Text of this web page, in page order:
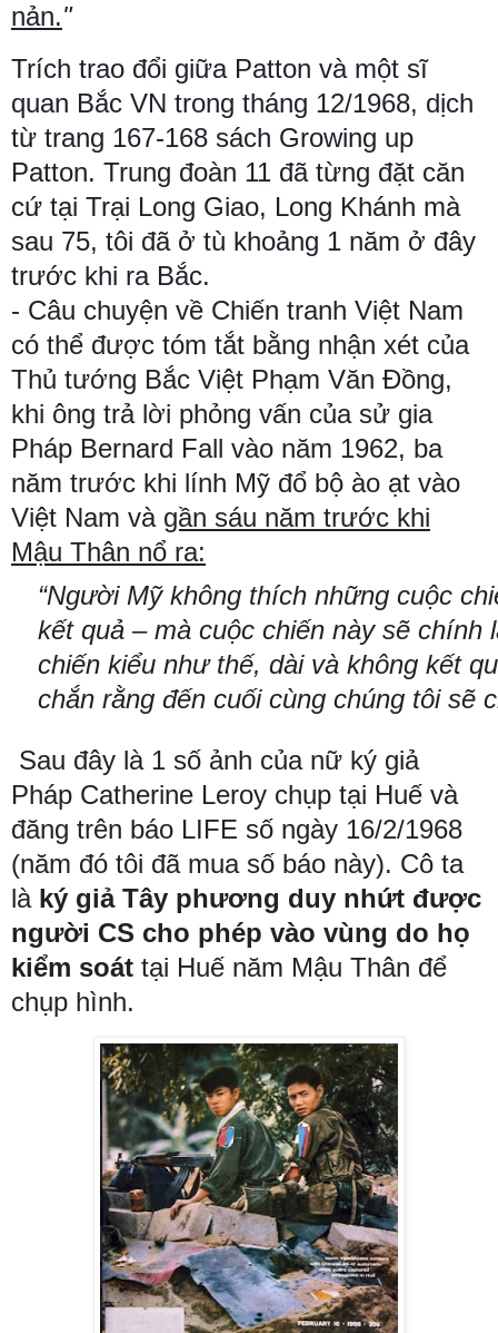
nản."
Trích trao đổi giữa Patton và một sĩ
quan Bắc VN trong tháng 12/1968, dịch
từ trang 167-168 sách Growing up
Patton. Trung đoàn 11 đã từng đặt căn
cứ tại Trại Long Giao, Long Khánh mà
sau 75, tôi đã ở tù khoảng 1 năm ở đây
trước khi ra Bắc.
- Câu chuyện về Chiến tranh Việt Nam
có thể được tóm tắt bằng nhận xét của
Thủ tướng Bắc Việt Phạm Văn Đồng,
khi ông trả lời phỏng vấn của sử gia
Pháp Bernard Fall vào năm 1962, ba
năm trước khi lính Mỹ đổ bộ ào ạt vào
Việt Nam và gần sáu năm trước khi
Mậu Thân nổ ra:
“Người Mỹ không thích những cuộc
kết quả – mà cuộc chiến này sẽ chính
chiến kiểu như thế, dài và không kết
chắn rằng đến cuối cùng chúng tôi sẽ
Sau đây là 1 số ảnh của nữ ký giả
Pháp Catherine Leroy chụp tại Huế và
đăng trên báo LIFE số ngày 16/2/1968
(năm đó tôi đã mua số báo này). Cô ta
là ký giả Tây phương duy nhứt được
người CS cho phép vào vùng do họ
kiểm soát tại Huế năm Mậu Thân để
chụp hình.